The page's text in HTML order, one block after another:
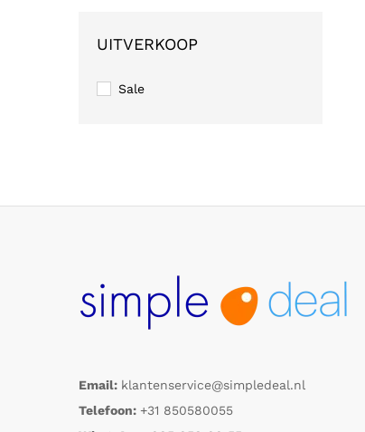
UITVERKOOP
Sale
Email: klantenservice@simpledeal.nl
Telefoon: +31 850580055